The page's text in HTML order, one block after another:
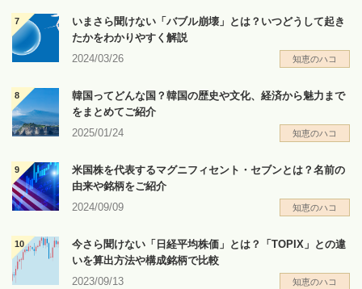
いまさら聞けない「バブル崩壊」とは？いつどうして起き
たかをわかりやすく解説
2024/03/26
知恵のハコ
韓国ってどんな国？韓国の歴史や文化、経済から魅力まで
をまとめてご紹介
2025/01/24
知恵のハコ
米国株を代表するマグニフィセント・セブンとは？名前の
由来や銘柄をご紹介
2024/09/09
知恵のハコ
今さら聞けない「日経平均株価」とは？「TOPIX」との違
いを算出方法や構成銘柄で比較
2023/09/13
知恵のハコ